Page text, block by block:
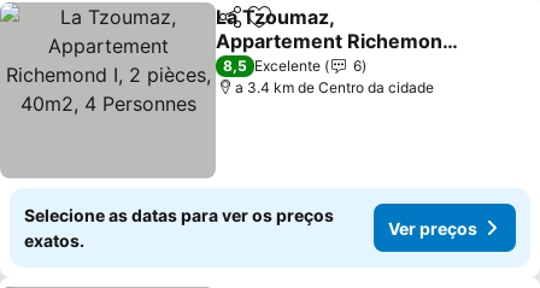
PartilharAdicionar aos favoritos
La Tzoumaz,
Appartement Richemond
I, 2 pièces, 40m2, 4
Personnes
8,5 Excelente
6
a 3.4 km de Centro da cidade
Selecione as datas para ver os preços
exatos.
Ver preços